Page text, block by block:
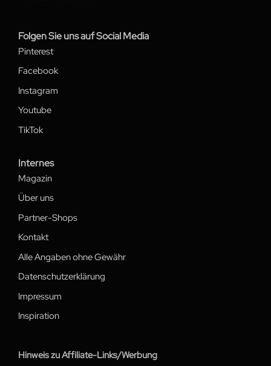
Folgen Sie uns auf Social Media
Pinterest
Facebook
Instagram
Youtube
TikTok
Internes
Magazin
Über uns
Partner-Shops
Kontakt
Alle Angaben ohne Gewähr
Datenschutzerklärung
Impressum
Inspiration
Hinweis zu Affiliate-Links/Werbung